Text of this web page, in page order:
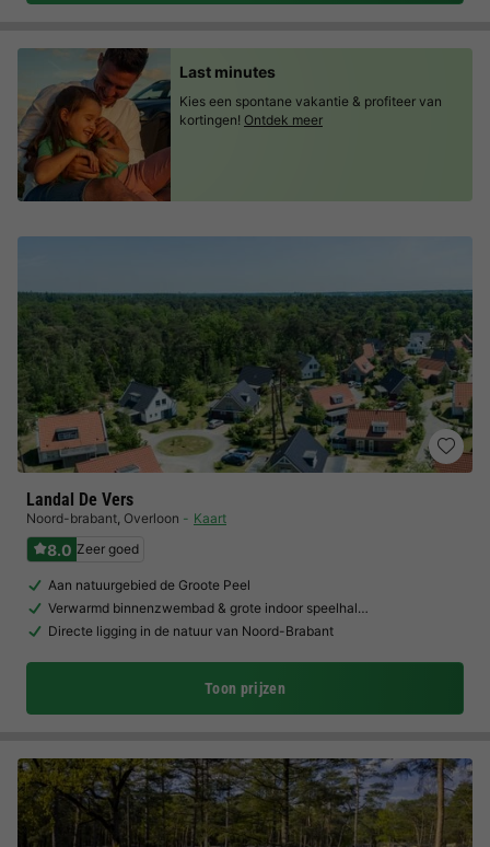
Landal De Vers
Noord-brabant, Overloon Kaart
8.0 Zeer goed
Aan natuurgebied de Groote Peel
Verwarmd binnenzwembad & grote indoor speelhal…
Directe ligging in de natuur van Noord-Brabant
Toon prijzen
Last minutes
Kies een spontane vakantie & profiteer van
kortingen! Ontdek meer